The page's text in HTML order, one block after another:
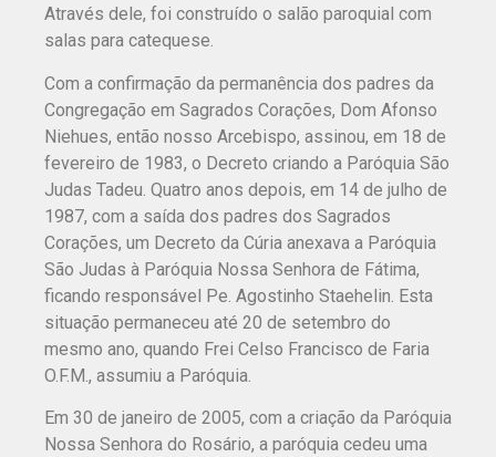
Através dele, foi construído o salão paroquial com
salas para catequese.
Com a confirmação da permanência dos padres da
Congregação em Sagrados Corações, Dom Afonso
Niehues, então nosso Arcebispo, assinou, em 18 de
fevereiro de 1983, o Decreto criando a Paróquia São
Judas Tadeu. Quatro anos depois, em 14 de julho de
1987, com a saída dos padres dos Sagrados
Corações, um Decreto da Cúria anexava a Paróquia
São Judas à Paróquia Nossa Senhora de Fátima,
ficando responsável Pe. Agostinho Staehelin. Esta
situação permaneceu até 20 de setembro do
mesmo ano, quando Frei Celso Francisco de Faria
O.F.M., assumiu a Paróquia.
Em 30 de janeiro de 2005, com a criação da Paróquia
Nossa Senhora do Rosário, a paróquia cedeu uma